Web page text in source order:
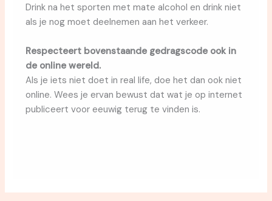
Drink na het sporten met mate alcohol en drink niet
als je nog moet deelnemen aan het verkeer.
Respecteert bovenstaande gedragscode ook in
de online wereld.
Als je iets niet doet in real life, doe het dan ook niet
online. Wees je ervan bewust dat wat je op internet
publiceert voor eeuwig terug te vinden is.